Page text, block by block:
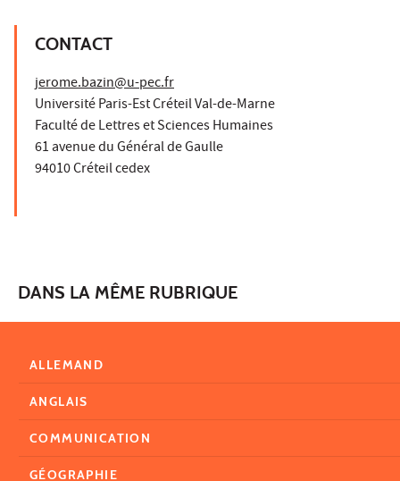
CONTACT
jerome.bazin@u-pec.fr
Université Paris-Est Créteil Val-de-Marne
Faculté de Lettres et Sciences Humaines
61 avenue du Général de Gaulle
94010 Créteil cedex
DANS LA MÊME RUBRIQUE
ALLEMAND
ANGLAIS
COMMUNICATION
GÉOGRAPHIE